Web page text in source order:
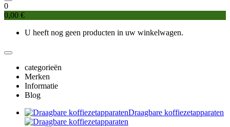
0
0,00 €
U heeft nog geen producten in uw winkelwagen.
categorieën
Merken
Informatie
Blog
Draagbare koffiezetapparaten